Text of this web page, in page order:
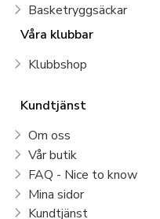
Basketryggsäckar
Våra klubbar
Klubbshop
Kundtjänst
Om oss
Vår butik
FAQ - Nice to know
Mina sidor
Kundtjänst